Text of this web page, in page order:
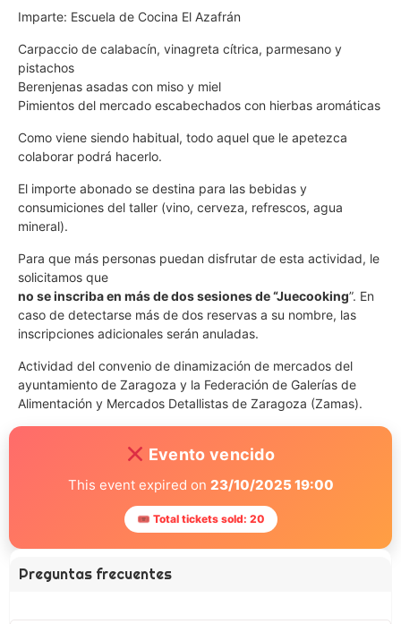
Imparte: Escuela de Cocina El Azafrán
Carpaccio de calabacín, vinagreta cítrica, parmesano y
pistachos
Berenjenas asadas con miso y miel
Pimientos del mercado escabechados con hierbas aromáticas
Como viene siendo habitual, todo aquel que le apetezca
colaborar podrá hacerlo.
El importe abonado se destina para las bebidas y
consumiciones del taller (vino, cerveza, refrescos, agua
mineral).
Para que más personas puedan disfrutar de esta actividad, le
solicitamos que
no se inscriba en más de dos sesiones de “Juecooking”. En
caso de detectarse más de dos reservas a su nombre, las
inscripciones adicionales serán anuladas.
Actividad del convenio de dinamización de mercados del
ayuntamiento de Zaragoza y la Federación de Galerías de
Alimentación y Mercados Detallistas de Zaragoza (Zamas).
Evento vencido
This event expired on 23/10/2025 19:00
🎟 Total tickets sold: 20
Preguntas frecuentes